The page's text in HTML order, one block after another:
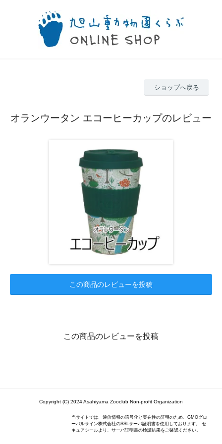
ショップへ戻る
オランウータン エコーヒーカップのレビュー
この商品のレビューを投稿
この商品のレビューを投稿
Copyright (C) 2024 Asahiyama Zooclub Non-profit Organization
当サイトでは、通信情報の暗号化と実在性の証明のため、GMOグロ
ーバルサイン株式会社のSSLサーバ証明書を使用しております。 セ
キュアシールより、サーバ証明書の検証結果をご確認ください。